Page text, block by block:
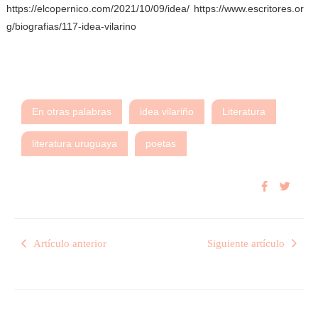
https://elcopernico.com/2021/10/09/idea/ https://www.escritores.or
g/biografias/117-idea-vilarino
En otras palabras idea vilariño Literatura
literatura uruguaya poetas
Artículo anterior Siguiente artículo